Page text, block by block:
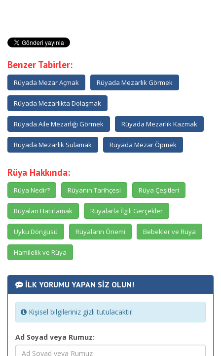
Benzer Tabirler:
Rüyada Mezar Açmak Rüyada Mezarlık Görmek
Rüyada Mezarlıkta Dolaşmak
Rüyada Aile Mezarlığı Görmek Rüyada Mezarlık Kazmak
Rüyada Mezarlık Sulamak Rüyada Mezar Öpmek
Rüya Hakkında:
Rüya Nedir? Rüyanın Tarihçesi Rüya Çeşitleri
Rüyaları Hatırlamak Rüyalarla İlgili Gerçekler
Uyku Döngüsü Rüyaların Önemi Bebekler ve Rüya
Hamilelik ve Rüya
İLK YORUMU YAPAN SİZ OLUN!
Kişisel bilgileriniz gizli tutulacaktır.
Ad Soyad veya Rumuz: